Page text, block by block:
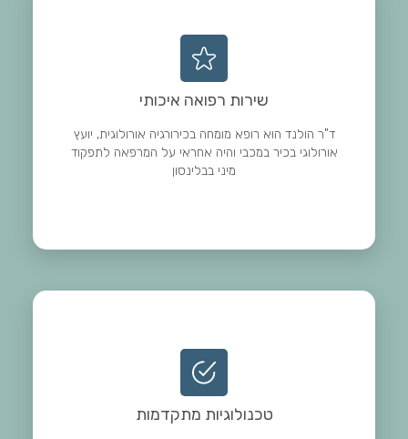
שירות רפואה איכותי
ד"ר הולנד הוא רופא מומחה בכירורגיה אורולוגית, יועץ
אורולוגי בכיר במכבי והיה אחראי על המרפאה לתפקוד
מיני בבלינסון
טכנולוגיות מתקדמות